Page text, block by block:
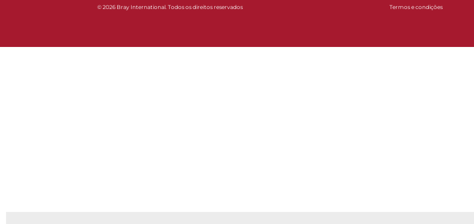
© 2026 Bray International. Todos os direitos reservados Termos e condições